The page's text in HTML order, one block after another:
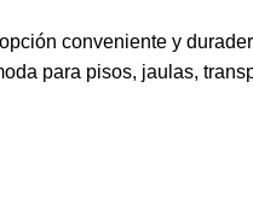
conveniente y
para pisos, jaulas,